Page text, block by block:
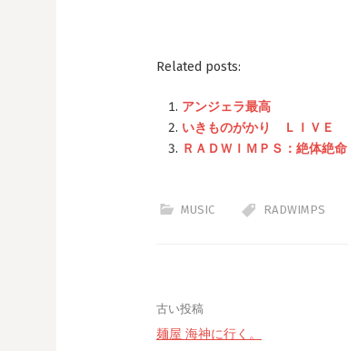
し
ィ
ン
ド
ウ
で
開
ク
く
だ
さ
い
(
新
ン
Related posts:
アンジェラ最高
いきものがかり ＬＩＶＥ
ＲＡＤＷＩＭＰＳ：絶体絶命
MUSIC RADWIMPS
投
稿
古い投稿
麺屋 海神に行く。